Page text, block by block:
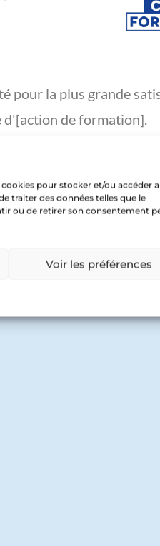
pour stocker et/ou accéder
traiter des données telles que le
ou de retirer son consentement
Voir les préférences
pour la plus grande
d'[action de formation].
Compétences
pédagogique
de nos